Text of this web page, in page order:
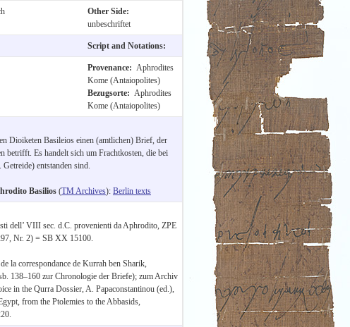
Other Side:
unbeschriftet
Script and Notations:
Provenance: Aphrodites
Kome (Antaiopolites)
Bezugsorte: Aphrodites
Kome (Antaiopolites)
Dioiketen Basileios einen (amtlichen) Brief, der
betrifft. Es handelt sich um Frachtkosten, die bei
entstanden sind.
Basilios (TM Archives): Berlin texts
dell’ VIII sec. d.C. provenienti da Aphrodito, ZPE
Nr. 2) = SB XX 15100.
la correspondance de Kurrah ben Sharik,
138–160 zur Chronologie der Briefe); zum Archiv
in the Qurra Dossier, A. Papaconstantinou (ed.),
from the Ptolemies to the Abbasids,